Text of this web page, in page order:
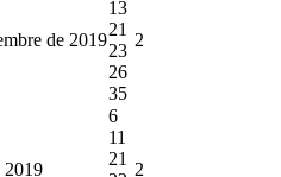
de 2019
13
21
23
26
35
2
2019
6
11
21
2